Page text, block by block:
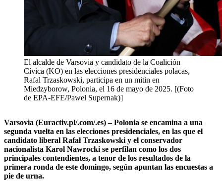
El alcalde de Varsovia y candidato de la Coalición
Cívica (KO) en las elecciones presidenciales polacas,
Rafal Trzaskowski, participa en un mitin en
Miedzyborow, Polonia, el 16 de mayo de 2025. [(Foto
de EPA-EFE/Pawel Supernak)]
Varsovia (Euractiv.pl/.com/.es) – Polonia se encamina a una
segunda vuelta en las elecciones presidenciales, en las que el
candidato liberal Rafał Trzaskowski y el conservador
nacionalista Karol Nawrocki se perfilan como los dos
principales contendientes, a tenor de los resultados de la
primera ronda de este domingo, según apuntan las encuestas a
pie de urna.